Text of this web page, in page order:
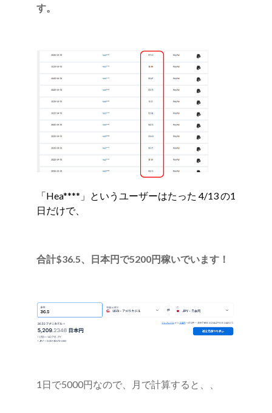
す。
「Hea****」というユーザーはたった 4/13 の1
日だけで、
合計$36.5、日本円で5200円稼いでいます！
1日で5000円なので、月で計算すると、、